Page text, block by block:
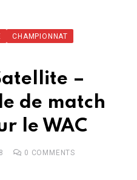
CHAMPIONNAT
–
de match
le WAC
0 COMMENTS